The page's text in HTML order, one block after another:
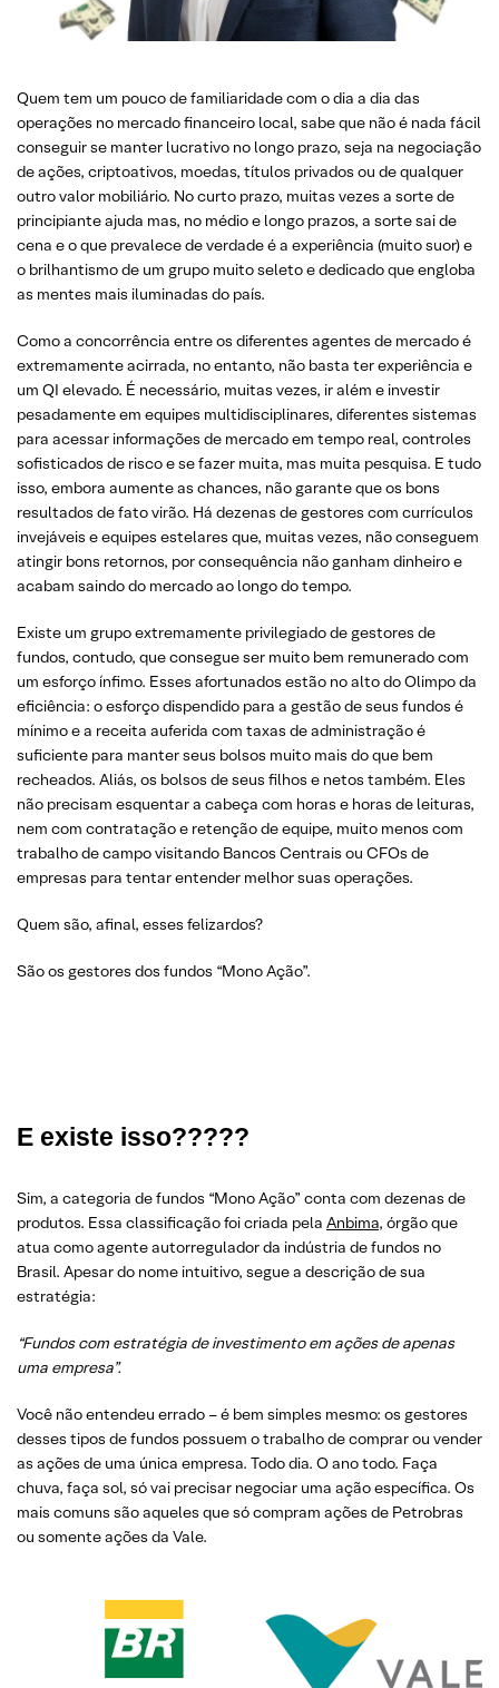
Quem tem um pouco de familiaridade com o dia a dia das
operações no mercado financeiro local, sabe que não é nada fácil
conseguir se manter lucrativo no longo prazo, seja na negociação
de ações, criptoativos, moedas, títulos privados ou de qualquer
outro valor mobiliário. No curto prazo, muitas vezes a sorte de
principiante ajuda mas, no médio e longo prazos, a sorte sai de
cena e o que prevalece de verdade é a experiência (muito suor) e
o brilhantismo de um grupo muito seleto e dedicado que engloba
as mentes mais iluminadas do país.
Como a concorrência entre os diferentes agentes de mercado é
extremamente acirrada, no entanto, não basta ter experiência e
um QI elevado. É necessário, muitas vezes, ir além e investir
pesadamente em equipes multidisciplinares, diferentes sistemas
para acessar informações de mercado em tempo real, controles
sofisticados de risco e se fazer muita, mas muita pesquisa. E tudo
isso, embora aumente as chances, não garante que os bons
resultados de fato virão. Há dezenas de gestores com currículos
invejáveis e equipes estelares que, muitas vezes, não conseguem
atingir bons retornos, por consequência não ganham dinheiro e
acabam saindo do mercado ao longo do tempo.
Existe um grupo extremamente privilegiado de gestores de
fundos, contudo, que consegue ser muito bem remunerado com
um esforço ínfimo. Esses afortunados estão no alto do Olimpo da
eficiência: o esforço dispendido para a gestão de seus fundos é
mínimo e a receita auferida com taxas de administração é
suficiente para manter seus bolsos muito mais do que bem
recheados. Aliás, os bolsos de seus filhos e netos também. Eles
não precisam esquentar a cabeça com horas e horas de leituras,
nem com contratação e retenção de equipe, muito menos com
trabalho de campo visitando Bancos Centrais ou CFOs de
empresas para tentar entender melhor suas operações.
Quem são, afinal, esses felizardos?
São os gestores dos fundos “Mono Ação”.
E existe isso?????
Sim, a categoria de fundos “Mono Ação” conta com dezenas de
produtos. Essa classificação foi criada pela Anbima, órgão que
atua como agente autorregulador da indústria de fundos no
Brasil. Apesar do nome intuitivo, segue a descrição de sua
estratégia:
“Fundos com estratégia de investimento em ações de apenas
uma empresa”.
Você não entendeu errado – é bem simples mesmo: os gestores
desses tipos de fundos possuem o trabalho de comprar ou vender
as ações de uma única empresa. Todo dia. O ano todo. Faça
chuva, faça sol, só vai precisar negociar uma ação específica. Os
mais comuns são aqueles que só compram ações de Petrobras
ou somente ações da Vale.